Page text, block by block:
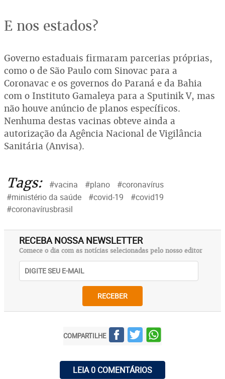
E nos estados?
Governo estaduais firmaram parcerias próprias,
como o de São Paulo com Sinovac para a
Coronavac e os governos do Paraná e da Bahia
com o Instituto Gamaleya para a Sputinik V, mas
não houve anúncio de planos específicos.
Nenhuma destas vacinas obteve ainda a
autorização da Agência Nacional de Vigilância
Sanitária (Anvisa).
Tags: #vacina #plano
#coronavírus
#ministério da saúde
#covid-19
#covid19
#coronavírusbrasil
RECEBA NOSSA NEWSLETTER
Comece o dia com as notícias selecionadas pelo nosso editor
RECEBER
COMPARTILHE
LEIA 0 COMENTÁRIOS